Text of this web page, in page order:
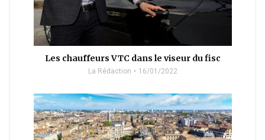
Les chauffeurs VTC dans le viseur du fisc
La Rédaction 16/01/2022